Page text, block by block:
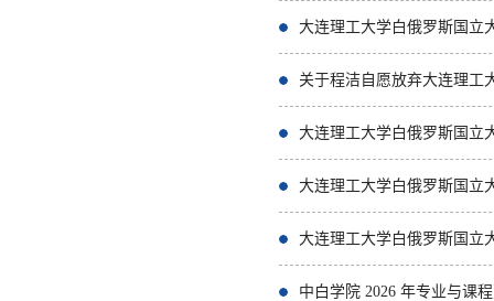
大连理工大学白俄罗斯国立
关于程洁自愿放弃大连理工
大连理工大学白俄罗斯国立
大连理工大学白俄罗斯国立
大连理工大学白俄罗斯国立
中白学院 2026 年专业与课